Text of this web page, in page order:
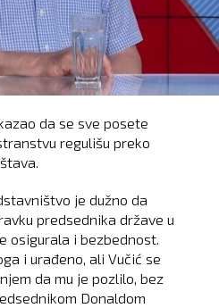
da se sve posete
regulišu preko
je dužno da
predsednika države u
osigurala i bezbednost.
i urađeno, ali Vučić se
da mu je pozlilo, bez
Donaldom